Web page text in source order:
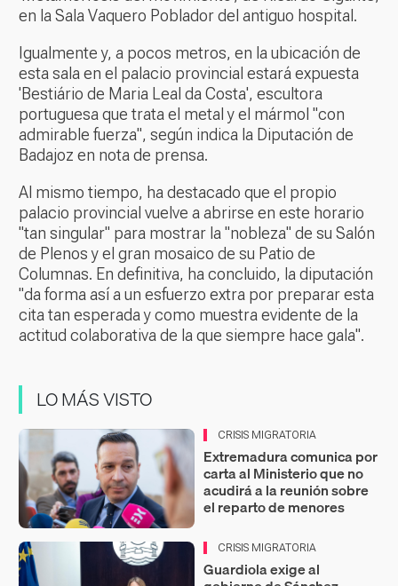
en la Sala Vaquero Poblador del antiguo hospital.
Igualmente y, a pocos metros, en la ubicación de
esta sala en el palacio provincial estará expuesta
'Bestiário de Maria Leal da Costa', escultora
portuguesa que trata el metal y el mármol "con
admirable fuerza", según indica la Diputación de
Badajoz en nota de prensa.
Al mismo tiempo, ha destacado que el propio
palacio provincial vuelve a abrirse en este horario
"tan singular" para mostrar la "nobleza" de su Salón
de Plenos y el gran mosaico de su Patio de
Columnas. En definitiva, ha concluido, la diputación
"da forma así a un esfuerzo extra por preparar esta
cita tan esperada y como muestra evidente de la
actitud colaborativa de la que siempre hace gala".
LO MÁS VISTO
CRISIS MIGRATORIA
Extremadura comunica por
carta al Ministerio que no
acudirá a la reunión sobre
el reparto de menores
CRISIS MIGRATORIA
Guardiola exige al